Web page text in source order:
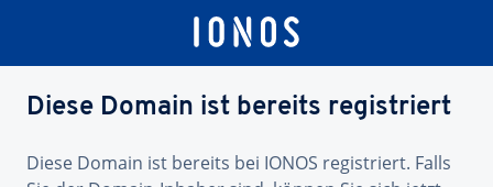
Diese Domain ist bereits registriert
Diese Domain ist bereits bei IONOS registriert. Falls